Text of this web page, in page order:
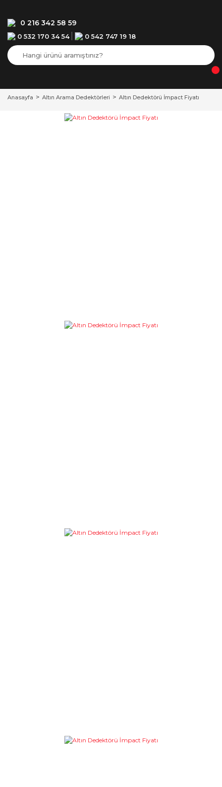
0 216 342 58 59
0 532 170 34 54 0 542 747 19 18
Anasayfa Altın Arama Dedektörleri Altın Dedektörü İmpact Fiyatı